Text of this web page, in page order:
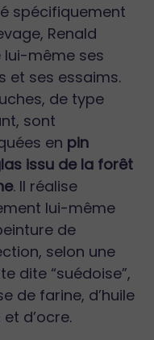
spécifiquement
Renald
lui-même ses
et ses essaims.
de type
sont
en pin
issu de la forêt
. Il réalise
lui-même
de
selon une
dite “suédoise”,
de farine, d’huile
d’ocre.